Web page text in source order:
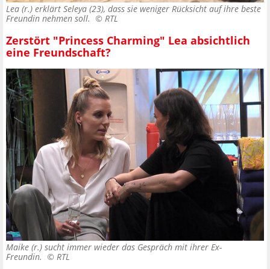
Lea (r.) erklärt Seleya (23), dass sie weniger Rücksicht auf ihre beste
Freundin nehmen soll. © RTL
Zerstört "Princess Charming" Lea absichtlich
eine Freundschaft?
Maike (r.) sucht immer wieder das Gespräch mit ihrer Ex-
Freundin. © RTL